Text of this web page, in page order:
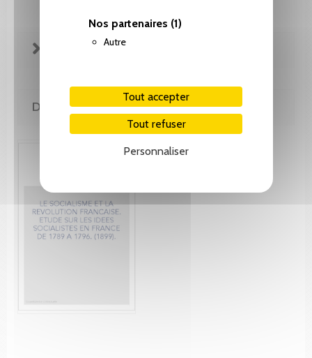
Nos partenaires (1)
Autre
Tout accepter
Tout refuser
Personnaliser
FICHE TECHNIQUE
DE MÊME AUTEUR(E)